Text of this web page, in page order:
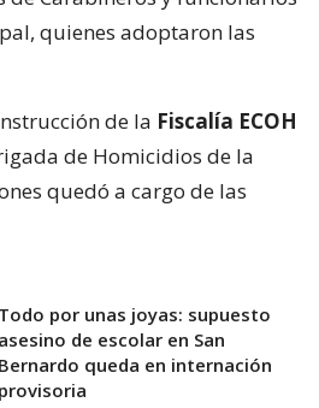
quienes adoptaron las
de la Fiscalía ECOH
de Homicidios de la
quedó a cargo de las
Todo por unas joyas: supuesto
asesino de escolar en San
Bernardo queda en internación
provisoria